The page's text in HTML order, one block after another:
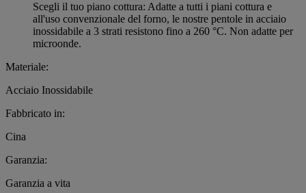
Scegli il tuo piano cottura: Adatte a tutti i piani cottura e
all'uso convenzionale del forno, le nostre pentole in acciaio
inossidabile a 3 strati resistono fino a 260 °C. Non adatte per
microonde.
Materiale:
Acciaio Inossidabile
Fabbricato in:
Cina
Garanzia:
Garanzia a vita